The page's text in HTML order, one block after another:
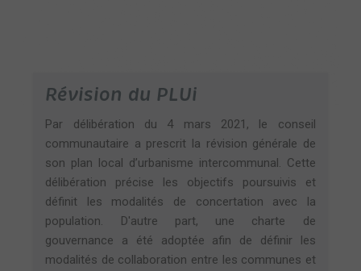
Révision du PLUi
Par délibération du 4 mars 2021, le conseil
communautaire a prescrit la révision générale de
son plan local d’urbanisme intercommunal. Cette
délibération précise les objectifs poursuivis et
définit les modalités de concertation avec la
population. D'autre part, une charte de
gouvernance a été adoptée afin de définir les
modalités de collaboration entre les communes et